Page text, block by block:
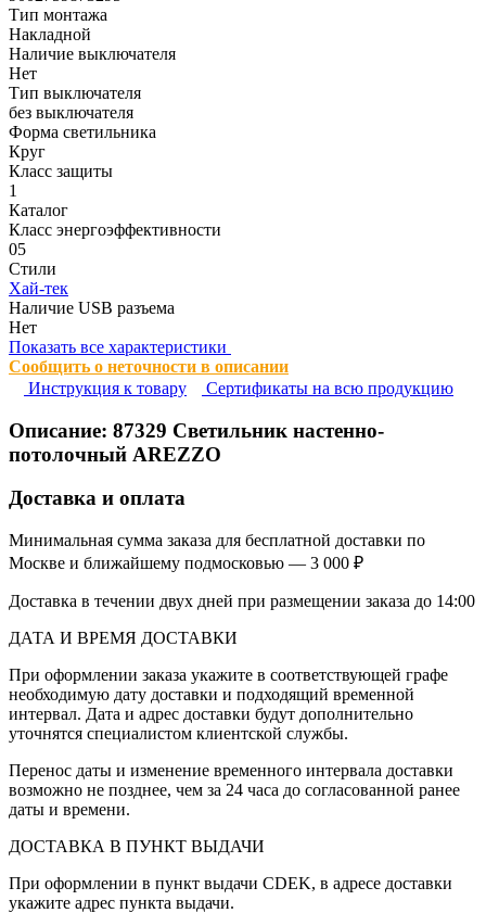
Тип монтажа
Накладной
Наличие выключателя
Нет
Тип выключателя
без выключателя
Форма светильника
Круг
Класс защиты
1
Каталог
Класс энергоэффективности
05
Стили
Хай-тек
Наличие USB разъема
Нет
Показать все характеристики
Сообщить о неточности в описании
Инструкция к товару
Сертификаты на всю продукцию
Описание: 87329 Светильник настенно-
потолочный AREZZO
Доставка и оплата
Минимальная сумма заказа для бесплатной доставки по
Москве и ближайшему подмосковью — 3 000 ₽
Доставка в течении двух дней при размещении заказа до 14:00
ДАТА И ВРЕМЯ ДОСТАВКИ
При оформлении заказа укажите в соответствующей графе
необходимую дату доставки и подходящий временной
интервал. Дата и адрес доставки будут дополнительно
уточнятся специалистом клиентской службы.
Перенос даты и изменение временного интервала доставки
возможно не позднее, чем за 24 часа до согласованной ранее
даты и времени.
ДОСТАВКА В ПУНКТ ВЫДАЧИ
При оформлении в пункт выдачи CDEK, в адресе доставки
укажите адрес пункта выдачи.